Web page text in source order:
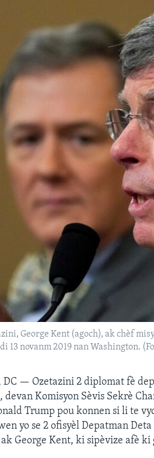
George Kent (agoch), ak chèf
13 novanm 2019 nan Washington.
DC — Ozetazini 2 diplomat fè
devan Komisyon Sèvis Sekrè
Trump pou konnen si li te
yo se 2 ofisyèl Depatman
George Kent, ki sipèvize afè ki